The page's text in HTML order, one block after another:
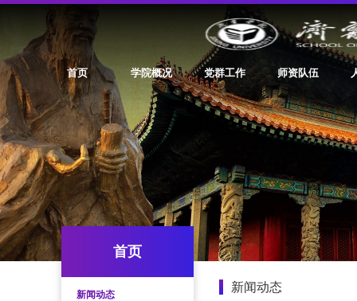
首页 学院概况 党群工作 师资队伍
首页
新闻动态
新闻动态